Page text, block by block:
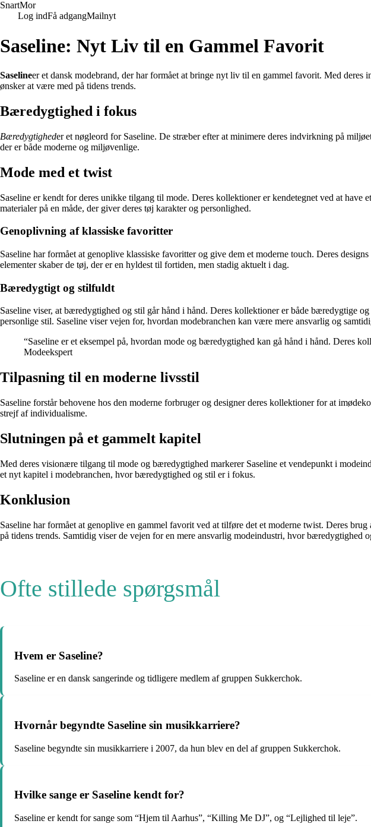
SnartMor
Log indFå adgangMailnyt
Saseline: Nyt Liv til en Gammel Favorit
Saselineer et dansk modebrand, der har formået at bringe nyt liv til en gammel favorit. Med
ønsker at være med på tidens trends.
Bæredygtighed i fokus
Bæredygtigheder et nøgleord for Saseline. De stræber efter at minimere deres indvirkning på
der er både moderne og miljøvenlige.
Mode med et twist
Saseline er kendt for deres unikke tilgang til mode. Deres kollektioner er kendetegnet ved at
materialer på en måde, der giver deres tøj karakter og personlighed.
Genoplivning af klassiske favoritter
Saseline har formået at genoplive klassiske favoritter og give dem et moderne touch. Deres
elementer skaber de tøj, der er en hyldest til fortiden, men stadig aktuelt i dag.
Bæredygtigt og stilfuldt
Saseline viser, at bæredygtighed og stil går hånd i hånd. Deres kollektioner er både bæredygtige
personlige stil. Saseline viser vejen for, hvordan modebranchen kan være mere ansvarlig og
“Saseline er et eksempel på, hvordan mode og bæredygtighed kan gå hånd i hånd. Deres
Modeekspert
Tilpasning til en moderne livsstil
Saseline forstår behovene hos den moderne forbruger og designer deres kollektioner for at
strejf af individualisme.
Slutningen på et gammelt kapitel
Med deres visionære tilgang til mode og bæredygtighed markerer Saseline et vendepunkt i
et nyt kapitel i modebranchen, hvor bæredygtighed og stil er i fokus.
Konklusion
Saseline har formået at genoplive en gammel favorit ved at tilføre det et moderne twist. Deres
på tidens trends. Samtidig viser de vejen for en mere ansvarlig modeindustri, hvor bæredygtighed
Ofte stillede spørgsmål
Hvem er Saseline?
Saseline er en dansk sangerinde og tidligere medlem af gruppen Sukkerchok.
Hvornår begyndte Saseline sin musikkarriere?
Saseline begyndte sin musikkarriere i 2007, da hun blev en del af gruppen Sukkerchok.
Hvilke sange er Saseline kendt for?
Saseline er kendt for sange som “Hjem til Aarhus”, “Killing Me DJ”, og “Lejlighed til leje”.